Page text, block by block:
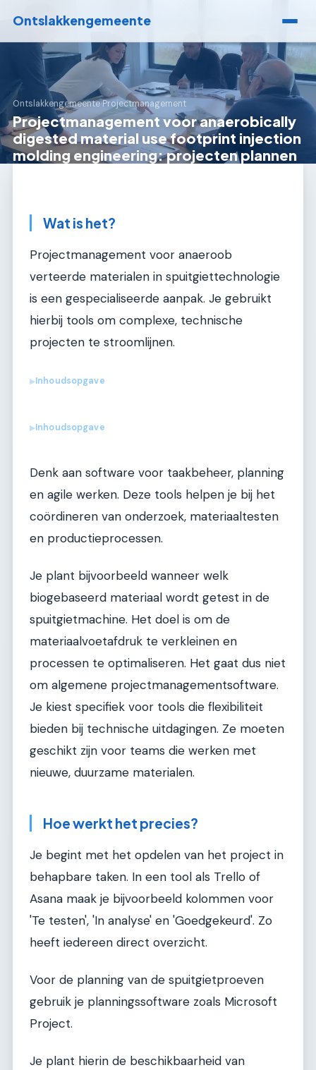
Ontslakkengemeente
Ontslakkengemeente›Projectmanagement
Projectmanagement voor anaerobically
digested material use footprint injection
molding engineering: projecten plannen
Wat is het?
Projectmanagement voor anaeroob
verteerde materialen in spuitgiettechnologie
is een gespecialiseerde aanpak. Je gebruikt
hierbij tools om complexe, technische
projecten te stroomlijnen.
▶Inhoudsopgave
▶Inhoudsopgave
Denk aan software voor taakbeheer, planning
en agile werken. Deze tools helpen je bij het
coördineren van onderzoek, materiaaltesten
en productieprocessen.
Je plant bijvoorbeeld wanneer welk
biogebaseerd materiaal wordt getest in de
spuitgietmachine. Het doel is om de
materiaalvoetafdruk te verkleinen en
processen te optimaliseren. Het gaat dus niet
om algemene projectmanagementsoftware.
Je kiest specifiek voor tools die flexibiliteit
bieden bij technische uitdagingen. Ze moeten
geschikt zijn voor teams die werken met
nieuwe, duurzame materialen.
Hoe werkt het precies?
Je begint met het opdelen van het project in
behapbare taken. In een tool als Trello of
Asana maak je bijvoorbeeld kolommen voor
'Te testen', 'In analyse' en 'Goedgekeurd'. Zo
heeft iedereen direct overzicht.
Voor de planning van de spuitgietproeven
gebruik je planningssoftware zoals Microsoft
Project.
Je plant hierin de beschikbaarheid van